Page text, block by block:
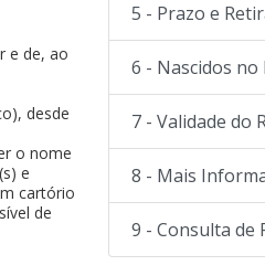
e de, ao
desde
o nome
e
cartório
de
5 - Prazo e
6 - Nascidos
7 - Validade do
8 - Mais
9 - Consulta de